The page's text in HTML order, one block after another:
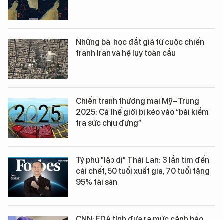
Những bài học đắt giá từ cuộc chiến
tranh Iran và hệ lụy toàn cầu
Chiến tranh thương mại Mỹ–Trung
2025: Cả thế giới bị kéo vào “bài kiểm
tra sức chịu đựng”
Tỷ phú "lập dị" Thái Lan: 3 lần tìm đến
cái chết, 50 tuổi xuất gia, 70 tuổi tặng
95% tài sản